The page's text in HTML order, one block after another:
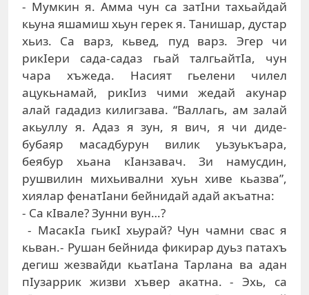
- Мумкин я. Амма чун са затIни тахьайдай
кьуна яшамиш хьун герек я. Танишар, дустар
хьиз. Са варз, кьвед, пуд варз. Эгер чи
рикIери сада-садаз гьай талгьайтIа, чун
чара хъжеда. Насият гьелени чилел
ацукьнамай, рикIиз чими жедай акунар
алай гададиз килигзава. “Валлагь, ам залай
акьуллу я. Адаз я зун, я вич, я чи диде-
бубаяр масадбурун вилик уьзуькъара,
беябур хьана кIанзавач. Зи намусдин,
рушвилин михьивални хуьн хиве кьазва”,
хиялар фенатIани бейнидай адай акъатна:
- Са кIвале? Зунни вун…?
- МасакIа гьикI хьурай? Чун чамни свас я
кьван.- Рушан бейнида фикирар дуьз патахъ
дегиш жезвайди кьатIана Тарлана ва адан
пIузаррик жизви хъвер акатна. - Эхь, са